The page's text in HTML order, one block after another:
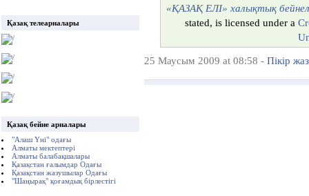
Қазақ телеарналары
Қазақ бейне арналары
"Алаш Үні" одағы
Алматы мектептері
Алматы балабақшалары
Қазақстан ғалымдар Одағы
Қазақстан жазушылар Одағы
"Шаңырақ" қоғамдық бірлестігі
«ҚАЗАҚ ЕЛІ» халықтық
stated, is licensed under a
25 Маусым 2009 at 08:58 - Пікір